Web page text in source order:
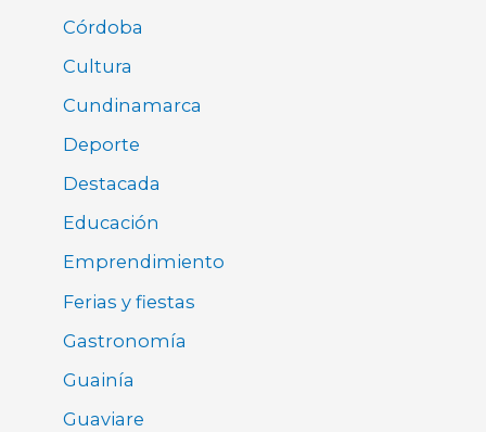
Córdoba
Cultura
Cundinamarca
Deporte
Destacada
Educación
Emprendimiento
Ferias y fiestas
Gastronomía
Guainía
Guaviare